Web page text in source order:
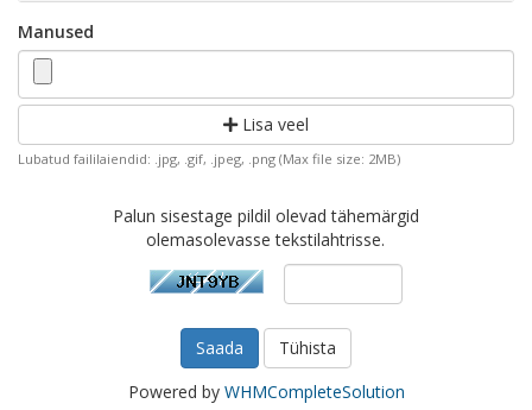
Manused
Lisa veel
Lubatud faililaiendid: .jpg, .gif, .jpeg, .png (Max file size: 2MB)
Palun sisestage pildil olevad tähemärgid
olemasolevasse tekstilahtrisse.
Tühista
Powered by WHMCompleteSolution